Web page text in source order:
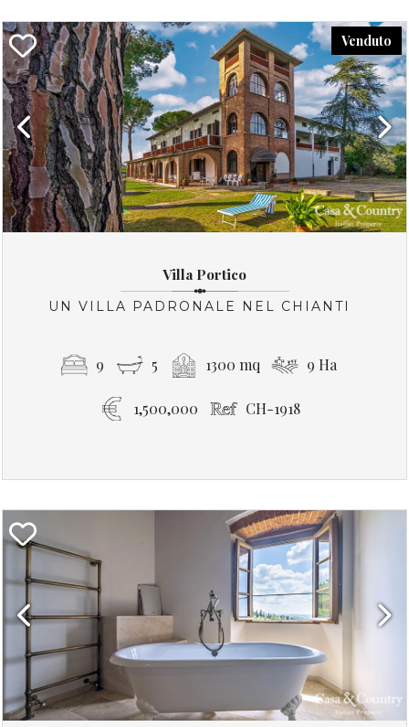
Venduto
Previous Next
Villa Portico
UN VILLA PADRONALE NEL CHIANTI
9 5 1300 mq 9 Ha
1,500,000 CH-1918
Previous Next